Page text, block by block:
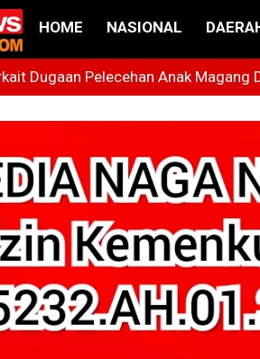
HOME NASIONAL
Dugaan Pelecehan Anak
Yang Terus Cemerlang